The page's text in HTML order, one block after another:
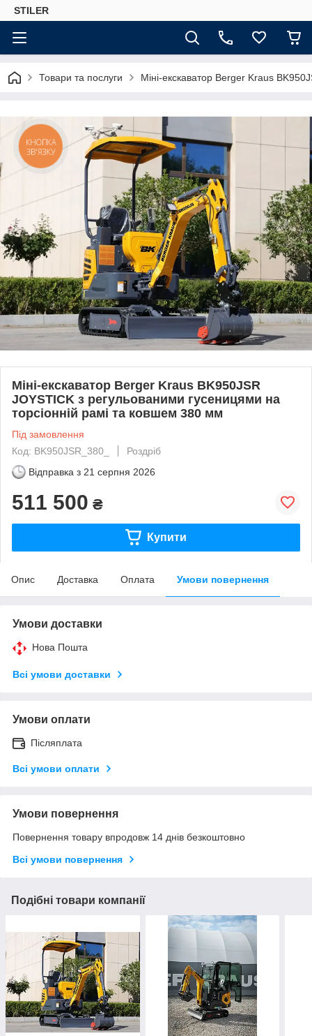
STILER
Товари та послуги Міні-екскаватор Berger Kraus
Міні-екскаватор Berger Kraus BK950JSR
JOYSTICK з регульованими гусеницями на
торсіонній рамі та ковшем 380 мм
Під замовлення
Код: BK950JSR_380_
Роздріб
Відправка з 21 серпня 2026
511 500 ₴
Купити
Опис Доставка Оплата Умови повернення
Умови доставки
Нова Пошта
Всі умови доставки
Умови оплати
Післяплата
Всі умови оплати
Умови повернення
Повернення товару впродовж 14 днів безкоштовно
Всі умови повернення
Подібні товари компанії
КНОПКА
ЗВ'ЯЗКУ